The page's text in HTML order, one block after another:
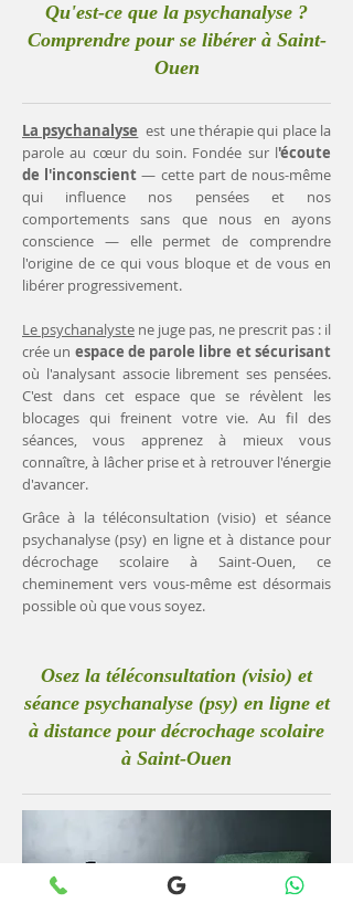
Qu'est-ce que la psychanalyse ?
Comprendre pour se libérer à Saint-
Ouen
La psychanalyse est une thérapie qui place la
parole au cœur du soin. Fondée sur l'écoute
de l'inconscient— cette part de nous-même
qui influence nos pensées et nos
comportements sans que nous en ayons
conscience — elle permet de comprendre
l'origine de ce qui vous bloque et de vous en
libérer progressivement.
Le psychanalyste ne juge pas, ne prescrit pas : il
crée un espace de parole libre et sécurisant
où l'analysant associe librement ses pensées.
C'est dans cet espace que se révèlent les
blocages qui freinent votre vie. Au fil des
séances, vous apprenez à mieux vous
connaître, à lâcher prise et à retrouver l'énergie
d'avancer.
Grâce à la téléconsultation (visio) et séance
psychanalyse (psy) en ligne et à distance pour
décrochage scolaire à Saint-Ouen, ce
cheminement vers vous-même est désormais
possible où que vous soyez.
Osez la téléconsultation (visio) et
séance psychanalyse (psy) en ligne et
à distance pour décrochage scolaire
à Saint-Ouen